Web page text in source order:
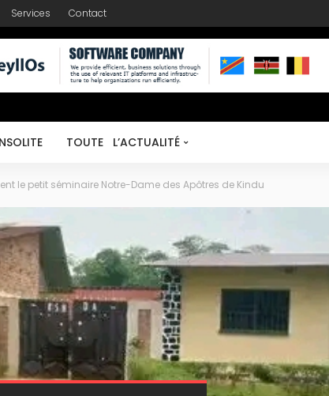
Services Contact
TOUTE L’ACTUALITÉ
le petit séminaire Notre-Dame des Apôtres de Kindu